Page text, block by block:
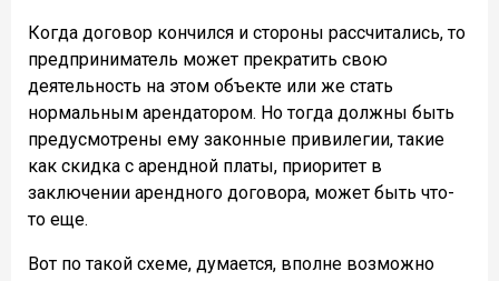
Когда договор кончился и стороны рассчитались, то
предприниматель может прекратить свою
деятельность на этом объекте или же стать
нормальным арендатором. Но тогда должны быть
предусмотрены ему законные привилегии, такие
как скидка с арендной платы, приоритет в
заключении арендного договора, может быть что-
то еще.
Вот по такой схеме, думается, вполне возможно